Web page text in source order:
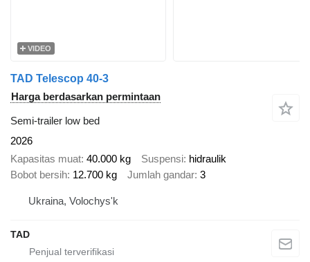
VIDEO
TAD Telescop 40-3
Harga berdasarkan permintaan
Semi-trailer low bed
2026
Kapasitas muat 40.000 kg Suspensi hidraulik
Bobot bersih 12.700 kg Jumlah gandar 3
Ukraina, Volochys'k
TAD